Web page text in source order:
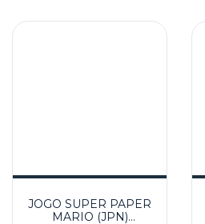
JOGO SUPER PAPER
MARIO (JPN)